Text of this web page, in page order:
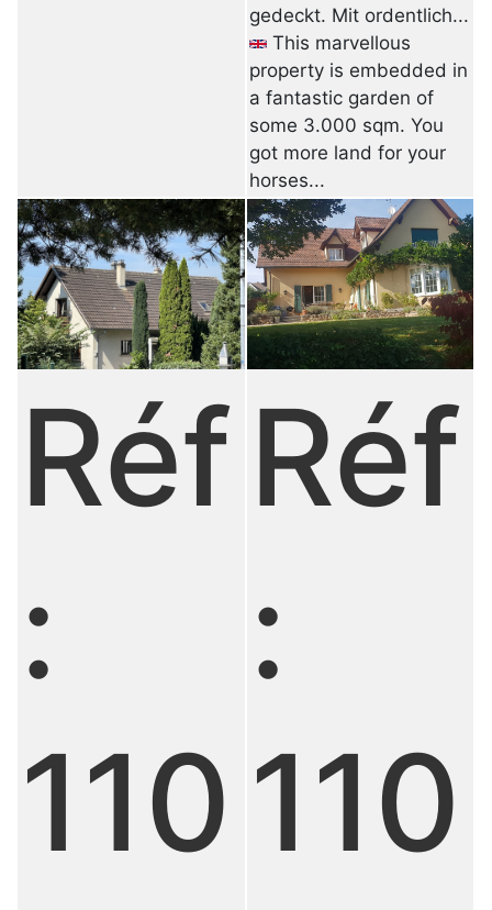
gedeckt. Mit ordentlich...
This marvellous
property is embedded in
a fantastic garden of
some 3.000 sqm. You
got more land for your
horses...
Réf
:
110
Réf
:
110